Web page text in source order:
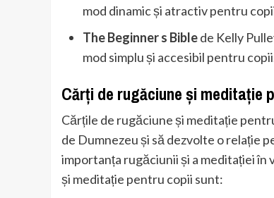
mod dinamic și atractiv pentru
The Beginner s Biblede Kelly
mod simplu și accesibil pentru
Cărți de rugăciune și meditație
Cărțile de rugăciune și meditație
de Dumnezeu și să dezvolte o relație
importanța rugăciunii și a meditației în
și meditație pentru copii sunt: